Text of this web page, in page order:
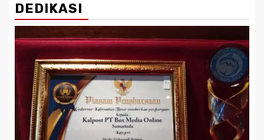
DEDIKASI